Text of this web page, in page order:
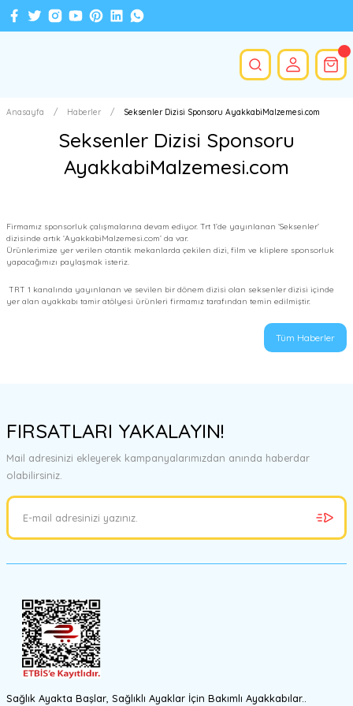
Anasayfa Haberler Seksenler Dizisi Sponsoru AyakkabiMalzemesi.com
Seksenler Dizisi Sponsoru
AyakkabiMalzemesi.com
Firmamız sponsorluk çalışmalarına devam ediyor. Trt 1’de yayınlanan ‘Seksenler’
dizisinde artık ‘AyakkabiMalzemesi.com’ da var.
Ürünlerimize yer verilen otantik mekanlarda çekilen dizi, film ve kliplere sponsorluk
yapacağımızı paylaşmak isteriz.
TRT 1 kanalında yayınlanan ve sevilen bir dönem dizisi olan seksenler dizisi içinde
yer alan ayakkabı tamir atölyesi ürünleri firmamız tarafından temin edilmiştir.
Tüm Haberler
FIRSATLARI YAKALAYIN!
Mail adresinizi ekleyerek kampanyalarımızdan anında haberdar
olabilirsiniz.
Sağlık Ayakta Başlar, Sağlıklı Ayaklar İçin Bakımlı Ayakkabılar..